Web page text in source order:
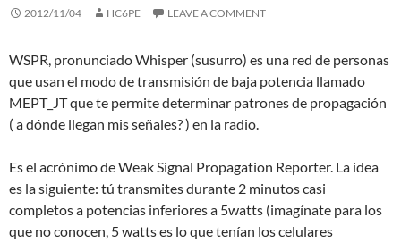
2012/11/04 HC6PE LEAVE A COMMENT
WSPR, pronunciado Whisper (susurro) es una red de personas
que usan el modo de transmisión de baja potencia llamado
MEPT_JT que te permite determinar patrones de propagación
( a dónde llegan mis señales? ) en la radio.
Es el acrónimo de Weak Signal Propagation Reporter. La idea
es la siguiente: tú transmites durante 2 minutos casi
completos a potencias inferiores a 5watts (imagínate para los
que no conocen, 5 watts es lo que tenían los celulares